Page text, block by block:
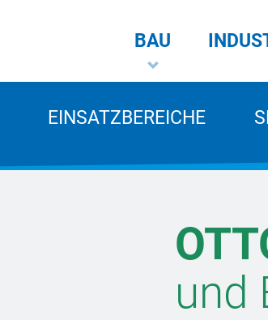
BAU
EINSATZBEREICHE
und